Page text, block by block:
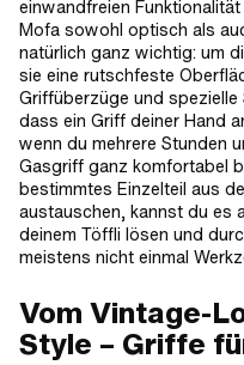
einwandfreien
Mofa sowohl optisch als
natürlich ganz wichtig: um
sie eine rutschfeste
Griffüberzüge und
dass ein Griff deiner Hand
wenn du mehrere Stunden
Gasgriff ganz komfortabel
bestimmtes Einzelteil aus
austauschen, kannst du es
deinem Töffli lösen und
meistens nicht einmal
Vom Vintage-
Style – Griffe